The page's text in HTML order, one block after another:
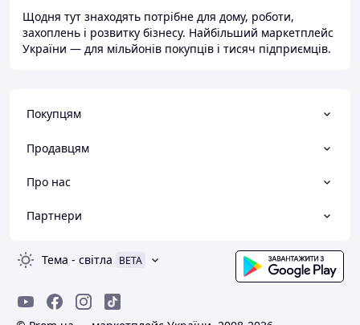
Щодня тут знаходять потрібне для дому, роботи,
захоплень і розвитку бізнесу. Найбільший маркетплейс
України — для мільйонів покупців і тисяч підприємців.
Покупцям
Продавцям
Про нас
Партнери
Тема - світла BETA